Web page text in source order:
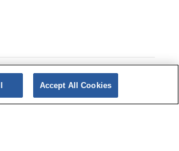
Accept All Cookies